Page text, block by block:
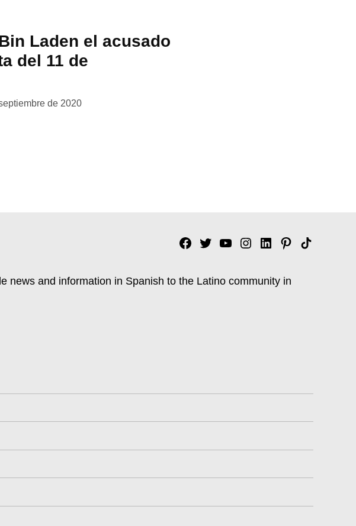
Laden el acusado
del 11 de
de 2020
Facebook
TwitterYouTubeInstagram
Linkedin
Pinterest
Tik
news and information in Spanish to the Latino community in